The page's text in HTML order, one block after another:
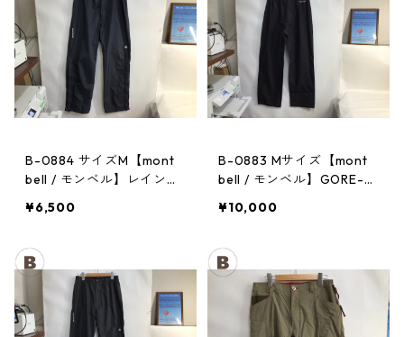
B-0884 サイズM【mont
bell / モンベル】レインパ
ディース
¥6,500
B-0883 Mサイズ【mont
bell / モンベル】GORE-T
パンツ：メンズBK
¥10,000